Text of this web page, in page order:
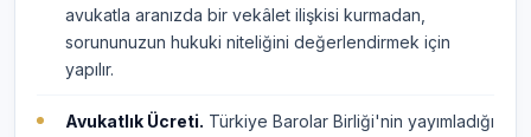
avukatla aranızda bir vekâlet ilişkisi kurmadan,
sorununuzun hukuki niteliğini değerlendirmek için
yapılır.
Avukatlık Ücreti. Türkiye Barolar Birliği'nin yayımladığı